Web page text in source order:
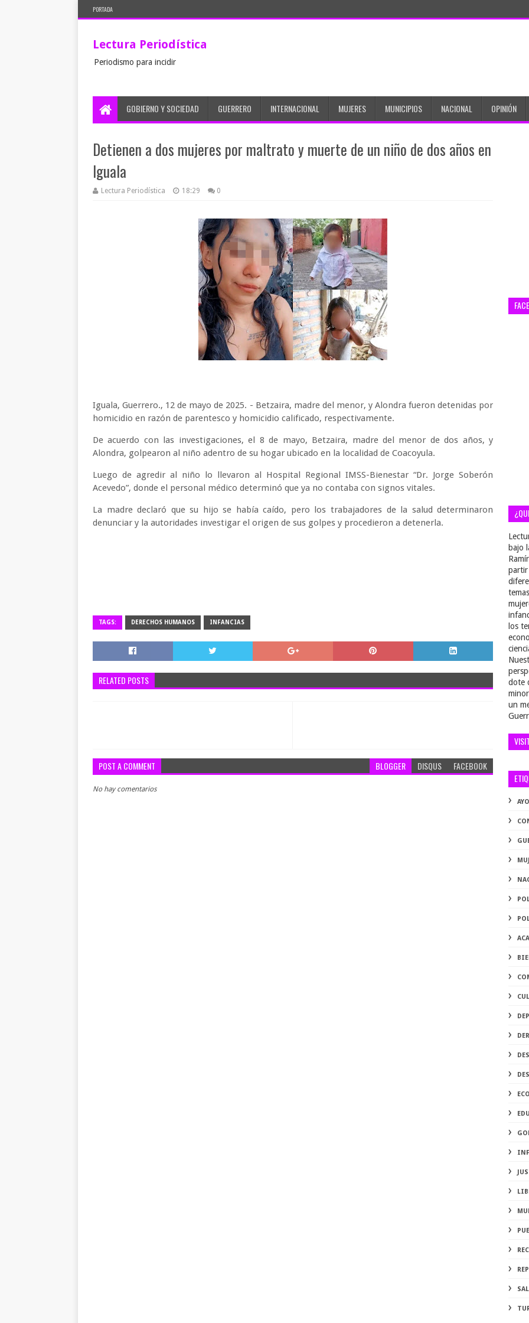
PORTADA
Lectura Periodística
Periodismo para incidir
GOBIERNO Y SOCIEDAD GUERRERO INTERNACIONAL MUJERES MUNICIPIOS NACIONAL OPINIÓN
Detienen a dos mujeres por maltrato y muerte de un niño de dos años en
Iguala
Lectura Periodística 18:29 0
Iguala, Guerrero., 12 de mayo de 2025. - Betzaira, madre del menor, y Alondra fueron detenidas por
homicidio en razón de parentesco y homicidio calificado, respectivamente.
De acuerdo con las investigaciones, el 8 de mayo, Betzaira, madre del menor de dos años, y
Alondra, golpearon al niño adentro de su hogar ubicado en la localidad de Coacoyula.
Luego de agredir al niño lo llevaron al Hospital Regional IMSS-Bienestar “Dr. Jorge Soberón
Acevedo”, donde el personal médico determinó que ya no contaba con signos vitales.
La madre declaró que su hijo se había caído, pero los trabajadores de la salud determinaron
denunciar y la autoridades investigar el origen de sus golpes y procedieron a detenerla.
TAGS: DERECHOS HUMANOS INFANCIAS
RELATED POSTS
POST A COMMENT BLOGGER DISQUS FACEBOOK
No hay comentarios
bajo
partir
los
dote
un